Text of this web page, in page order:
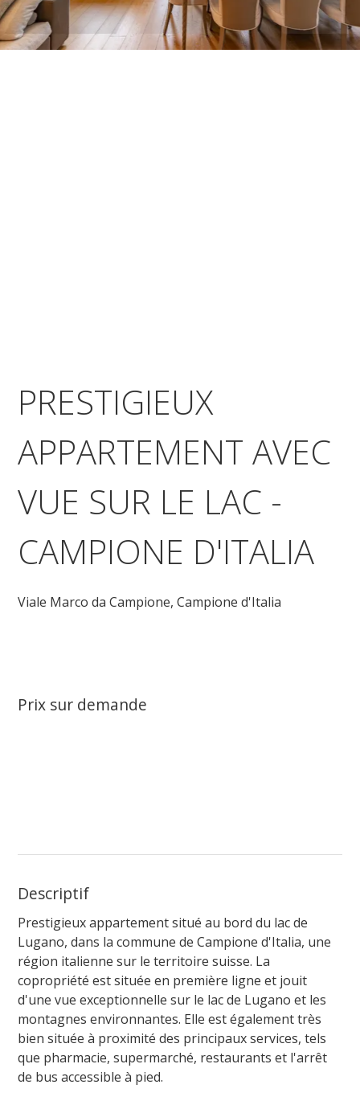
PRESTIGIEUX
APPARTEMENT AVEC
VUE SUR LE LAC -
CAMPIONE D'ITALIA
Viale Marco da Campione,Campione d'Italia
Prix sur demande
Descriptif
Prestigieux appartement situé au bord du lac de
Lugano, dans la commune de Campione d'Italia, une
région italienne sur le territoire suisse. La
copropriété est située en première ligne et jouit
d'une vue exceptionnelle sur le lac de Lugano et les
montagnes environnantes. Elle est également très
bien située à proximité des principaux services, tels
que pharmacie, supermarché, restaurants et l'arrêt
de bus accessible à pied.